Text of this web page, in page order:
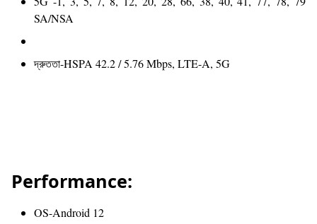
SA/NSA
দ্রুততা-HSPA 42.2 / 5.76 Mbps, LTE-A, 5G
Performance:
OS-Android 12